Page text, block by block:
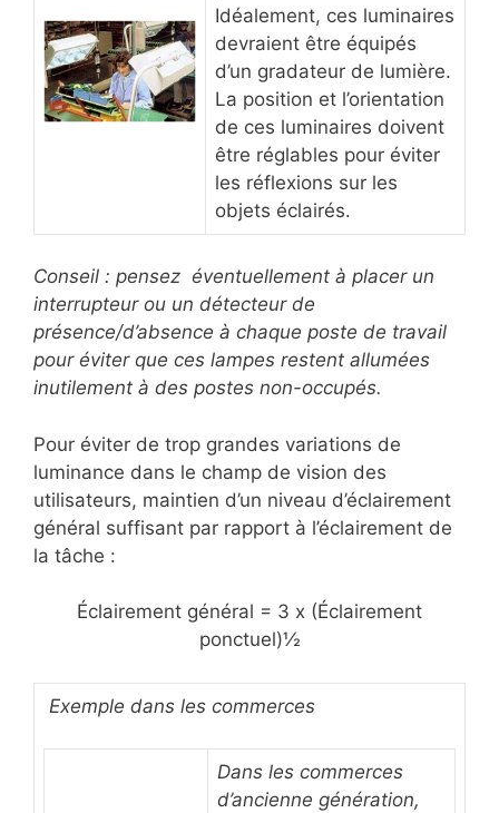
Idéalement, ces luminaires
devraient être équipés
d’un gradateur de lumière.
La position et l’orientation
de ces luminaires doivent
être réglables pour éviter
les réflexions sur les
objets éclairés.
Conseil : pensez éventuellement à placer un
interrupteur ou un détecteur de
présence/d’absence à chaque poste de travail
pour éviter que ces lampes restent allumées
inutilement à des postes non-occupés.
Pour éviter de trop grandes variations de
luminance dans le champ de vision des
utilisateurs, maintien d’un niveau d’éclairement
général suffisant par rapport à l’éclairement de
la tâche :
Éclairement général = 3 x (Éclairement
ponctuel)½
Exemple dans les commerces
Dans les commerces
d’ancienne génération,